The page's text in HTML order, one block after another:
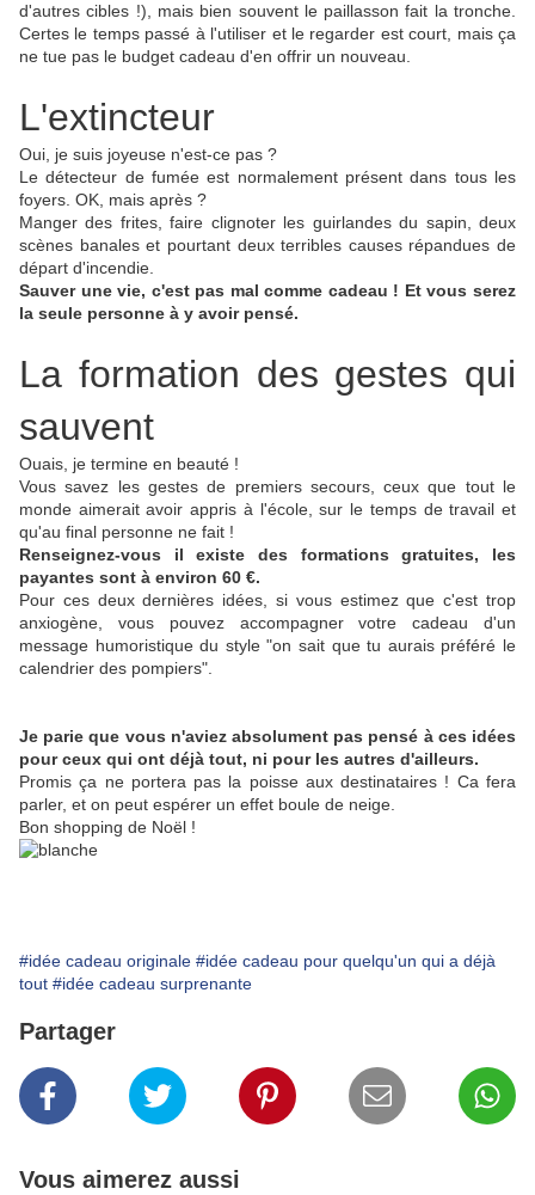
d'autres cibles !), mais bien souvent le paillasson fait la tronche.
Certes le temps passé à l'utiliser et le regarder est court, mais ça
ne tue pas le budget cadeau d'en offrir un nouveau.
L'extincteur
Oui, je suis joyeuse n'est-ce pas ?
Le détecteur de fumée est normalement présent dans tous les
foyers. OK, mais après ?
Manger des frites, faire clignoter les guirlandes du sapin, deux
scènes banales et pourtant deux terribles causes répandues de
départ d'incendie.
Sauver une vie, c'est pas mal comme cadeau ! Et vous serez
la seule personne à y avoir pensé.
La formation des gestes qui
sauvent
Ouais, je termine en beauté !
Vous savez les gestes de premiers secours, ceux que tout le
monde aimerait avoir appris à l'école, sur le temps de travail et
qu'au final personne ne fait !
Renseignez-vous il existe des formations gratuites, les
payantes sont à environ 60 €.
Pour ces deux dernières idées, si vous estimez que c'est trop
anxiogène, vous pouvez accompagner votre cadeau d'un
message humoristique du style "on sait que tu aurais préféré le
calendrier des pompiers".
Je parie que vous n'aviez absolument pas pensé à ces idées
pour ceux qui ont déjà tout, ni pour les autres d'ailleurs.
Promis ça ne portera pas la poisse aux destinataires ! Ca fera
parler, et on peut espérer un effet boule de neige.
Bon shopping de Noël !
#idée cadeau originale #idée cadeau pour quelqu'un qui a déjà
tout #idée cadeau surprenante
Partager
Vous aimerez aussi